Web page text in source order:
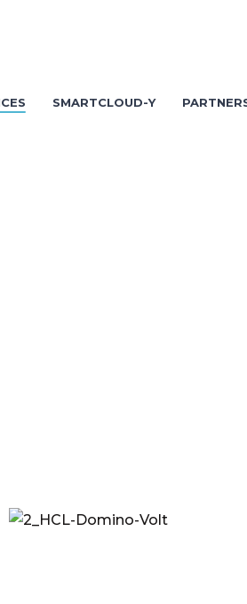
SMARTCLOUD-Y